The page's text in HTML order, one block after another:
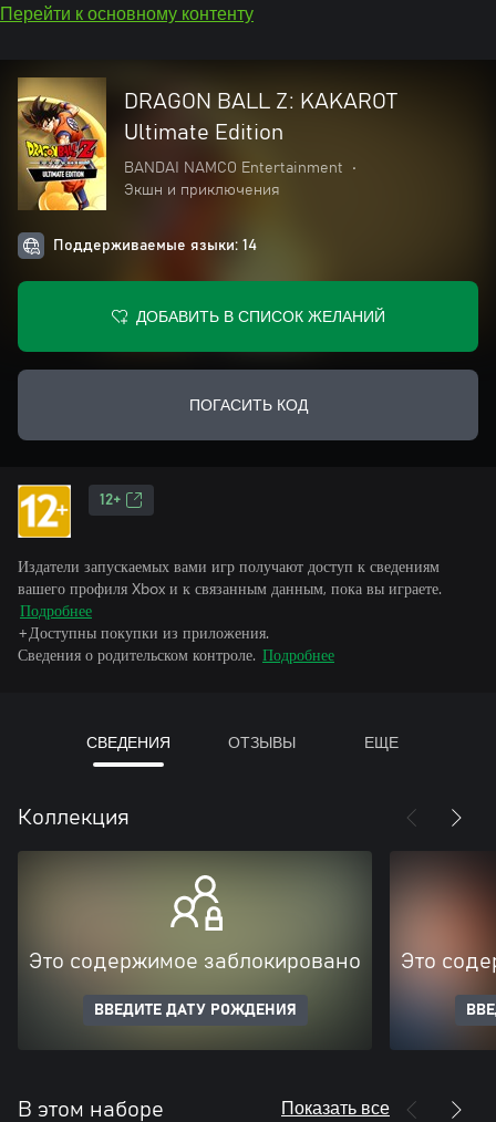
Перейти к основному контенту
DRAGON BALL Z: KAKAROT
Ultimate Edition
BANDAI NAMCO Entertainment
•
Экшн и приключения
Поддерживаемые языки: 14
ДОБАВИТЬ В СПИСОК ЖЕЛАНИЙ
ПОГАСИТЬ КОД
12+
Издатели запускаемых вами игр получают доступ к сведениям
вашего профиля Xbox и к связанным данным, пока вы играете.
Подробнее
+Доступны покупки из приложения.
Сведения о родительском контроле. Подробнее
СВЕДЕНИЯ ОТЗЫВЫ ЕЩЕ
Коллекция
Это содержимое заблокировано
ВВЕДИТЕ ДАТУ РОЖДЕНИЯ
Это
В этом наборе Показать все